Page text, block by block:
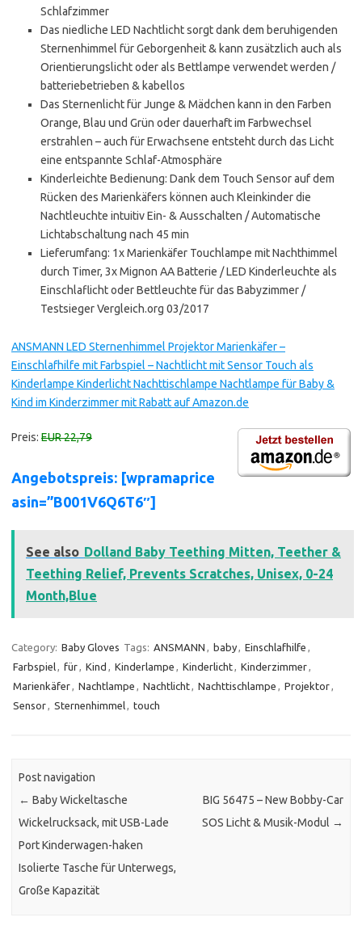
Schlafzimmer
Das niedliche LED Nachtlicht sorgt dank dem beruhigenden
Sternenhimmel für Geborgenheit & kann zusätzlich auch als
Orientierungslicht oder als Bettlampe verwendet werden /
batteriebetrieben & kabellos
Das Sternenlicht für Junge & Mädchen kann in den Farben
Orange, Blau und Grün oder dauerhaft im Farbwechsel
erstrahlen – auch für Erwachsene entsteht durch das Licht
eine entspannte Schlaf-Atmosphäre
Kinderleichte Bedienung: Dank dem Touch Sensor auf dem
Rücken des Marienkäfers können auch Kleinkinder die
Nachtleuchte intuitiv Ein- & Ausschalten / Automatische
Lichtabschaltung nach 45 min
Lieferumfang: 1x Marienkäfer Touchlampe mit Nachthimmel
durch Timer, 3x Mignon AA Batterie / LED Kinderleuchte als
Einschlaflicht oder Bettleuchte für das Babyzimmer /
Testsieger Vergleich.org 03/2017
ANSMANN LED Sternenhimmel Projektor Marienkäfer –
Einschlafhilfe mit Farbspiel – Nachtlicht mit Sensor Touch als
Kinderlampe Kinderlicht Nachttischlampe Nachtlampe für Baby &
Kind im Kinderzimmer mit Rabatt auf Amazon.de
Preis: EUR 22,79
Angebotspreis: [wpramaprice
asin=”B001V6Q6T6″]
See also Dolland Baby Teething Mitten, Teether &
Teething Relief, Prevents Scratches, Unisex, 0-24
Month,Blue
Category: Baby Gloves Tags: ANSMANN , baby, Einschlafhilfe ,
Farbspiel, für, Kind , Kinderlampe , Kinderlicht, Kinderzimmer,
Marienkäfer, Nachtlampe , Nachtlicht, Nachttischlampe , Projektor,
Sensor, Sternenhimmel, touch
Post navigation
← Baby Wickeltasche
Wickelrucksack, mit USB-Lade
Port Kinderwagen-haken
Isolierte Tasche für Unterwegs,
Große Kapazität
BIG 56475 – New Bobby-Car
SOS Licht & Musik-Modul →